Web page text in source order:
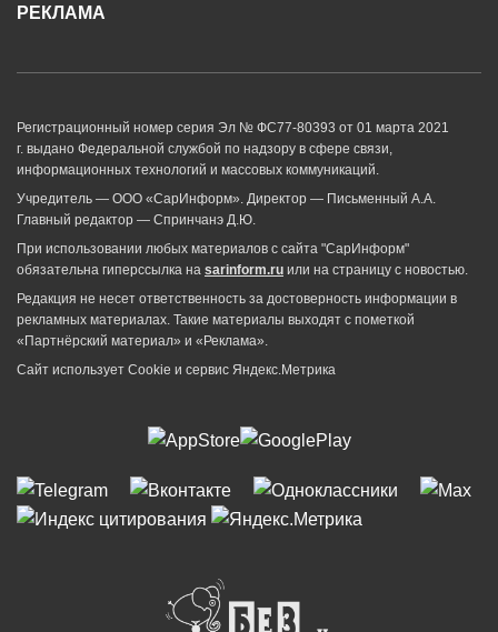
РЕКЛАМА
Регистрационный номер серия Эл № ФС77-80393 от 01 марта 2021
г. выдано Федеральной службой по надзору в сфере связи,
информационных технологий и массовых коммуникаций.
Учредитель — ООО «СарИнформ». Директор — Письменный А.А.
Главный редактор — Спринчанэ Д.Ю.
При использовании любых материалов с сайта "СарИнформ"
обязательна гиперссылка на sarinform.ru или на страницу с новостью.
Редакция не несет ответственность за достоверность информации в
рекламных материалах. Такие материалы выходят с пометкой
«Партнёрский материал» и «Реклама».
Сайт использует Cookie и сервиc Яндекс.Метрика